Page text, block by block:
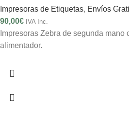
Impresoras de Etiquetas, Envíos
90,00€ IVA Inc.
Impresoras Zebra de segunda mano
alimentador.